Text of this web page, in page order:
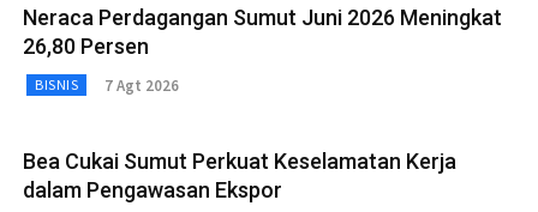
Neraca Perdagangan Sumut Juni 2026 Meningkat
26,80 Persen
BISNIS 7 Agt 2026
Bea Cukai Sumut Perkuat Keselamatan Kerja
dalam Pengawasan Ekspor